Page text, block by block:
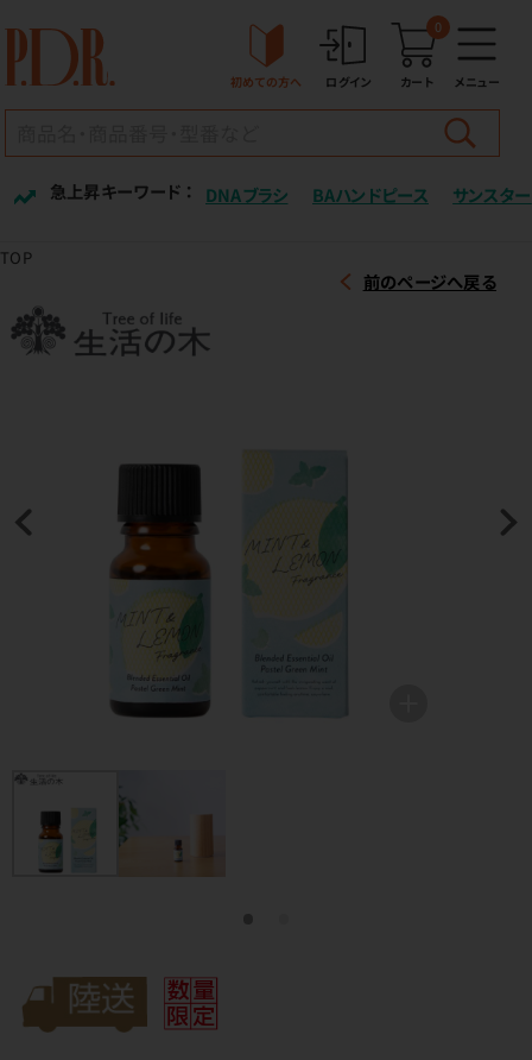
初めての方へ ログイン カート
0
メニュー
急上昇キーワード ： DNAブラシ BAハンドピース サンスター
TOP
前のページへ戻る